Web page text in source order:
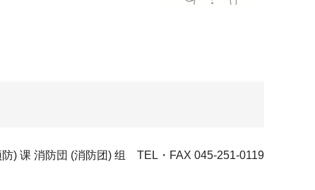
) 课 消防団 (消防团) 组 TEL・FAX 045-251-0119